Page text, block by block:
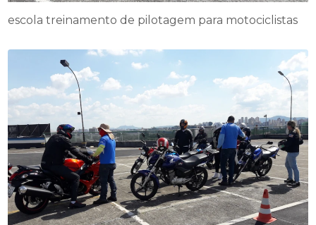
escola treinamento de pilotagem para motociclistas